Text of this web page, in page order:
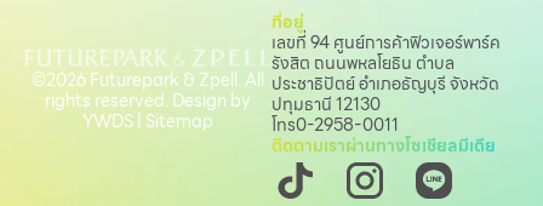
ที่อยู่
เลขที่ 94 ศูนย์การค้าฟิวเจอร์พาร์ค
รังสิต ถนนพหลโยธิน ตำบล
ประชาธิปัตย์ อำเภอธัญบุรี จังหวัด
ปทุมธานี 12130
โทร0-2958-0011
ติดตามเราผ่านทางโซเชียลมีเดีย
©2026 Futurepark & Zpell. All
rights reserved. Design by
YWDS| Sitemap